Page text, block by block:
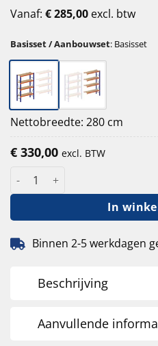
Vanaf: €285,00 excl. btw
Basisset / Aanbouwset: Basisset
Nettobreedte: 280 cm
€ 330,00 excl. BTW
Grootvakstelling 250 cm hoog
In
Binnen 2-5 werkdagen
Beschrijving
Aanvullende